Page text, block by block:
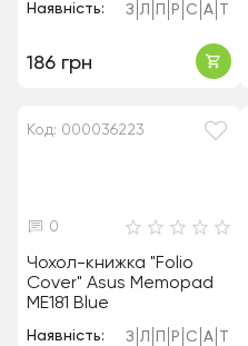
Наявність: З Л Р С А
186 грн
Код: 000036223
0
Чохол-книжка "Folio
Cover" Asus Memopad
ME181 Blue
Наявність: З Л Р С А